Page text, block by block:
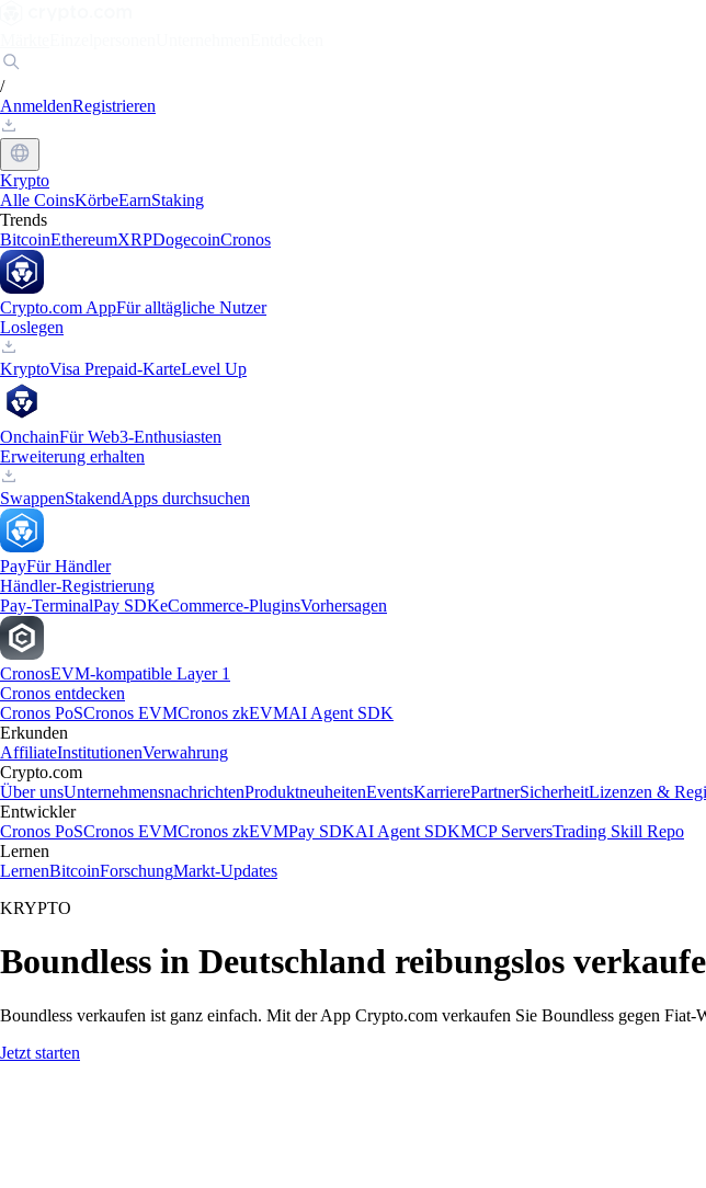
/
AnmeldenRegistrieren
Krypto
Alle CoinsKörbeEarnStaking
Trends
BitcoinEthereumXRPDogecoinCronos
Crypto.com AppFür alltägliche Nutzer
Loslegen
KryptoVisa Prepaid-KarteLevel Up
OnchainFür Web3-Enthusiasten
Erweiterung erhalten
SwappenStakendApps durchsuchen
PayFür Händler
Händler-Registrierung
Pay-TerminalPay SDKeCommerce-PluginsVorhersagen
CronosEVM-kompatible Layer 1
Cronos entdecken
Cronos PoSCronos EVMCronos zkEVMAI Agent SDK
Erkunden
AffiliateInstitutionenVerwahrung
Crypto.com
Über unsUnternehmensnachrichtenProduktneuheitenEventsKarrierePartnerSicherheitLizenzen &
Entwickler
Cronos PoSCronos EVMCronos zkEVMPay SDKAI Agent SDKMCP ServersTrading Skill Repo
Lernen
LernenBitcoinForschungMarkt-Updates
KRYPTO
Boundless in Deutschland reibungslos
Boundless verkaufen ist ganz einfach. Mit der App Crypto.com verkaufen Sie Boundless gegen
Jetzt starten